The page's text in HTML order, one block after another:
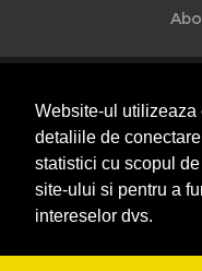
Website-ul utilizeaza
detaliile de
statistici cu scopul
site-ului si pentru a
intereselor dvs.
HVP -
© 2014-2026